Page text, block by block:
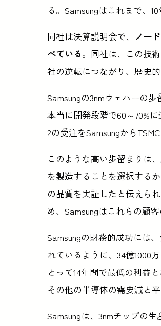
る。Samsungはこれまで、
同社は決算説明会で、 ノー
べている。同社は、この技
社の逆転につながり、歴史
Samsungの3nmウェハーの
本当に開発段階で60～70%
2の受注をSamsungから
このような高い歩留まりは
を製造することを選択する
の品質を実証したと伝えられ
め、Samsungはこれらの顧
Samsungの財務的成功には
れているように、34億1000
とって14年間で最低の利益
その他の半導体の需要減と
Samsungは、3nmチップの